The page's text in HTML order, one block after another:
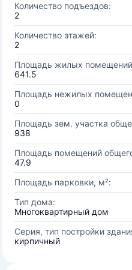
Количество подъездов:
2
Количество этажей:
2
Площадь жилых
641.5
Площадь нежилых
0
Площадь зем. участка
938
Площадь помещений
47.9
Площадь парковки, м²:
Тип дома:
Многоквартирный дом
Серия, тип постройки
кирпичный